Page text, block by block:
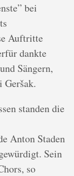
bei
Auftritte
dankte
Sängern,
Geršak.
standen die
Anton Staden
Sein
so